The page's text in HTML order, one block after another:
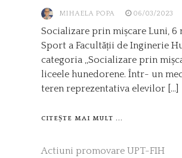
MIHAELA POPA 06/03/2023
Socializare prin mișcare Luni, 6
Sport a Facultății de Inginerie
categoria ,,Socializare prin
liceele hunedorene. Într- un
teren reprezentativa elevilor […]
CITEȘTE MAI MULT ...
Actiuni promovare UPT-FIH